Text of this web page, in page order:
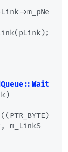
m_LinkS